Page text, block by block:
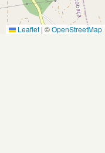
Leaflet |©OpenStreetMap